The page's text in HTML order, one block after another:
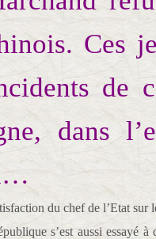
Ces
de
dans
du chef de l’Etat sur
s’est aussi essayé